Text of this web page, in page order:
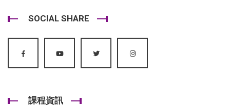
SOCIAL SHARE
課程資訊